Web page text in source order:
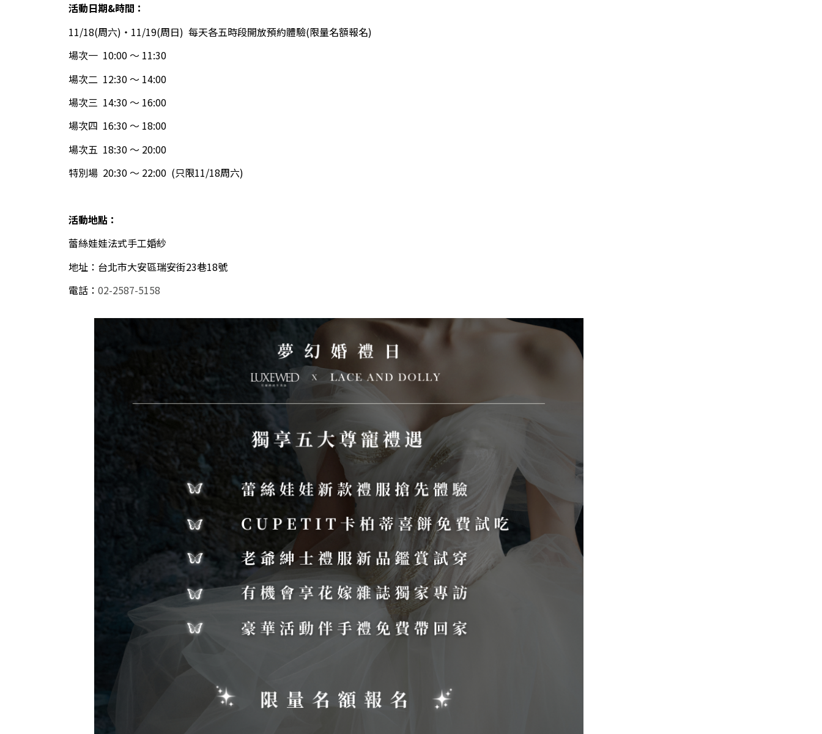
活動日期&時間：
11/18(周六)‧11/19(周日) 每天各五時段開放預約體驗(限量名額報名)
場次一 10:00 ～ 11:30
場次二 12:30 ～ 14:00
場次三 14:30 ～ 16:00
場次四 16:30 ～ 18:00
場次五 18:30 ～ 20:00
特別場 20:30 ～ 22:00 (只限11/18周六)
活動地點：
蕾絲娃娃法式手工婚紗
地址：台北市大安區瑞安街23巷18號
電話： 02-2587-5158